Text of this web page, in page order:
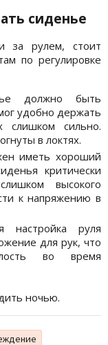
сиденье
за рулем, стоит
по регулировке
должно быть
удобно держать
сильно.
в локтях.
иметь хороший
критически
высокого
к напряжению в
настройка руля
для рук, что
во время
ночью.